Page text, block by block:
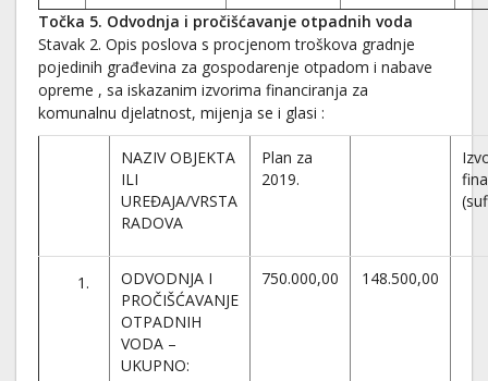
Točka 5. Odvodnja i pročišćavanje otpadnih voda
Stavak 2. Opis poslova s procjenom troškova gradnje
pojedinih građevina za gospodarenje otpadom i nabave
opreme , sa iskazanim izvorima financiranja za
komunalnu djelatnost, mijenja se i glasi :
NAZIV OBJEKTA
ILI
UREĐAJA/VRSTA
RADOVA
Plan za
2019.
ODVODNJA I
PROČIŠĆAVANJE
OTPADNIH
VODA –
UKUPNO:
750.000,00 148.500,00